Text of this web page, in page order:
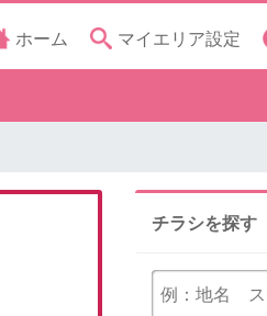
ホーム マイエリア設定
チラシを探す